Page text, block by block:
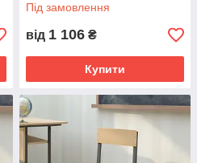
Під замовлення
від 1 106 ₴
Купити